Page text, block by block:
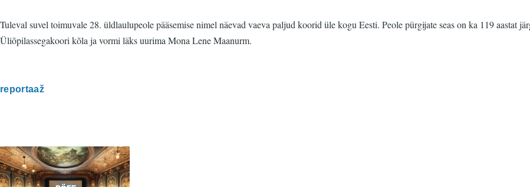
Tuleval suvel toimuvale 28. üldlaulupeole pääsemise nimel näevad vaeva paljud koorid üle kogu Eesti. Peole pürgijate seas on ka 119 aastat
Üliõpilassegakoori kõla ja vormi läks uurima Mona Lene Maanurm.
reportaaž